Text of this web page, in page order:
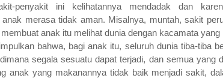
penyakit ini kelihatannya mendadak dan
anak merasa tidak aman. Misalnya, muntah, sakit
anak itu melihat dunia dengan kacamata
bahwa, bagi anak itu, seluruh dunia tiba-tiba
segala sesuatu dapat terjadi, dan semua yang
anak yang makanannya tidak baik menjadi sakit,